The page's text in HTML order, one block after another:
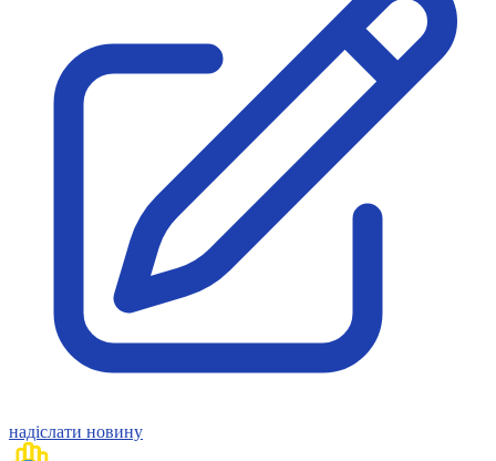
На допомогу військовим
Медична термінологія жестовою мовою
Нормативна база УТОГ
Конвенція ООН
Законодавство
Декларації
Документи ВФГ
Міжнародні документи
надіслати новину